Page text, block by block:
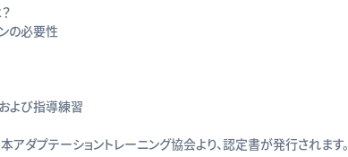
の必要性
よび指導練習
ダプテーショントレーニング協会より、認定書が発行されます。